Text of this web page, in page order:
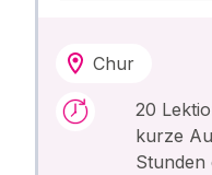
Chur
20
kurze
Stunden